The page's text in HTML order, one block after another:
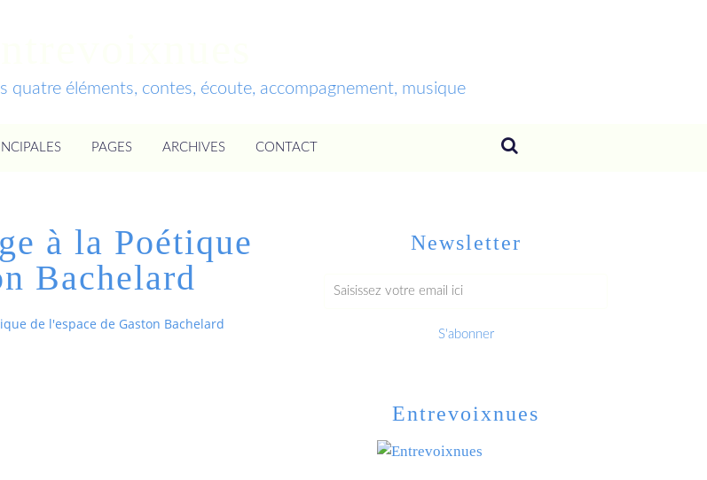
quatre éléments, contes, écoute, accompagnement, musique
PAGES ARCHIVES CONTACT
à la Poétique
Bachelard
de l'espace de Gaston Bachelard
Newsletter
Entrevoixnues